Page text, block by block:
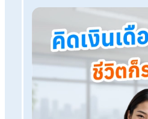
โปรแกรมเงิน
ทดลองใช้ฟรี
บริการขึ้นระบบ ฟรี ไม่มีค่
ทดล